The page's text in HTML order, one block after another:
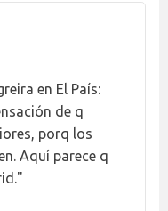
en El País:
de q
porq los
Aquí parece q